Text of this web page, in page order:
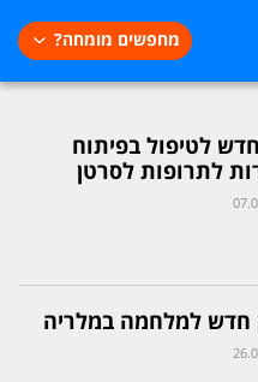
מחפשים מומחה?
לטיפול בפיתוח
לתרופות לסרטן
חדש למלחמה במלריה